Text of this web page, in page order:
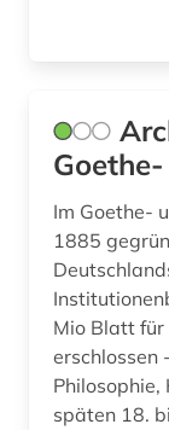
gruß (1)
Im Goethe-
1885
Mio Blatt für
erschlossen
Philosophie,
späten 18.